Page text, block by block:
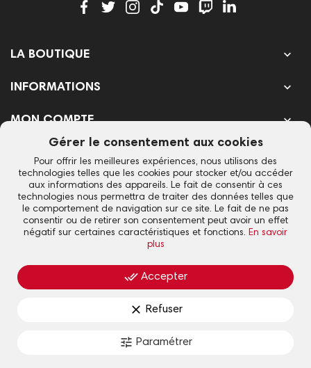
LA BOUTIQUE 
INFORMATIONS 
MON COMPTE 
Votre adresse e-mail est uniquement utilisée pour vous envoyer notre
newsletter et des informations sur les activités de Lyon La Duchère. Vous
pouvez toujours utiliser le lien de désinscription inclus dans la newsletter.
▪ Paramétrer les cookies
Gérer le consentement aux cookies
Pour offrir les meilleures expériences, nous utilisons des
technologies telles que les cookies pour stocker et/ou accéder
aux informations des appareils. Le fait de consentir à ces
technologies nous permettra de traiter des données telles que
le comportement de navigation sur ce site. Le fait de ne pas
consentir ou de retirer son consentement peut avoir un effet
négatif sur certaines caractéristiques et fonctions. En savoir
plus
done_all Accepter
clear Refuser
tune Paramétrer